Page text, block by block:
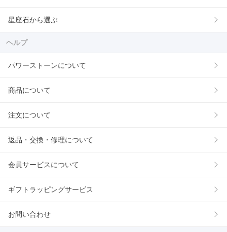
星座石から選ぶ
ヘルプ
パワーストーンについて
商品について
注文について
返品・交換・修理について
会員サービスについて
ギフトラッピングサービス
お問い合わせ